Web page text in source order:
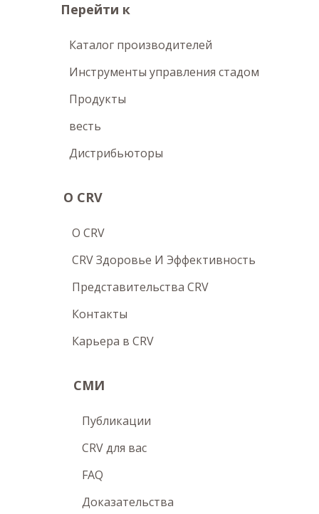
Перейти к
Каталог производителей
Инструменты управления стадом
Продукты
весть
Дистрибьюторы
О CRV
O CRV
CRV Здоровье И Эффективность
Представительства CRV
Контакты
Карьера в CRV
СМИ
Публикации
CRV для вас
FAQ
Доказательства